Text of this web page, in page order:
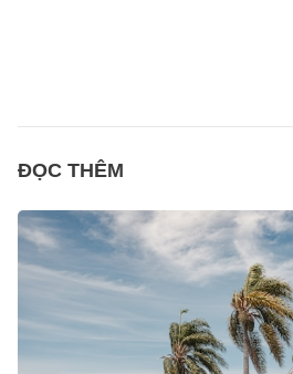
ĐỌC THÊM